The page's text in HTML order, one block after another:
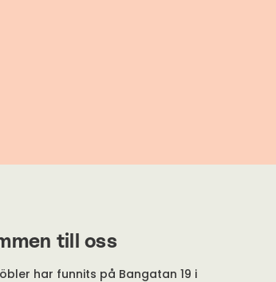
till oss
har funnits på Bangatan 19 i